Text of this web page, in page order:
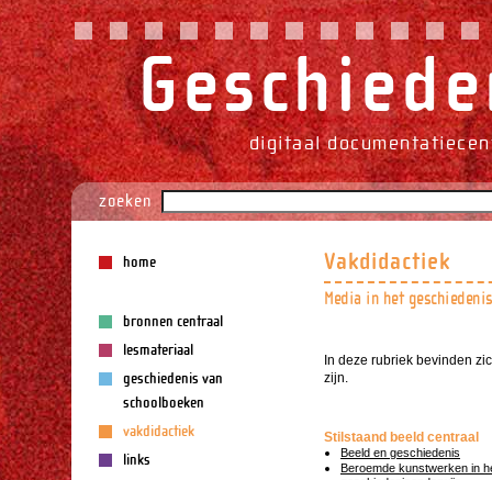
digitaal
zoeken
home
bronnen centraal
lesmateriaal
geschiedenis van
schoolboeken
vakdidactiek
links
Vakdidactiek
Media in het
In deze rubriek bevinden
zijn.
Stilstaand beeld centraal
Beeld en geschiedenis
Beroemde kunstwerken in